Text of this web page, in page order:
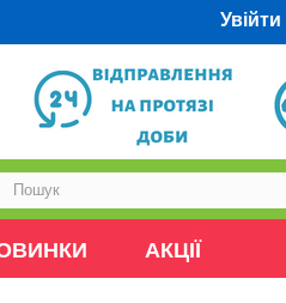
Увійти
АКЦІЇ